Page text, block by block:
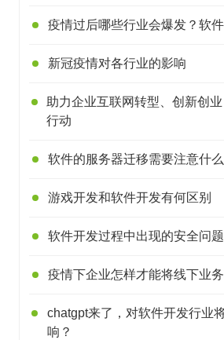
疫情过后哪些行业会爆发？软
新冠疫情对各行业的影响
助力企业互联网转型、创新创
行动
软件的服务器迁移需要注意什么
游戏开发和软件开发有何区别
软件开发过程中出现的安全问
疫情下企业怎样才能将线下业
chatgpt来了，对软件开发行业
响？